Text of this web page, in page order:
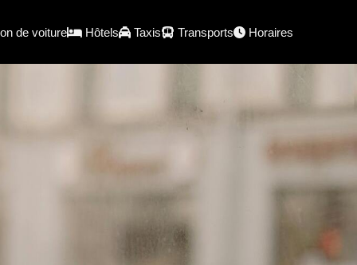
de voiture Hôtels Taxis Transports Horaires